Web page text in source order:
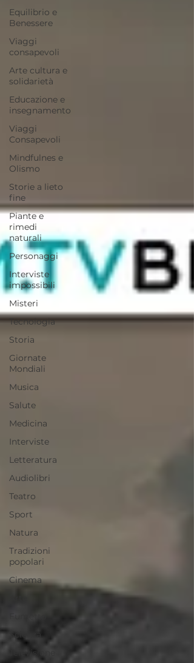
Equilibrio e
Benessere
Viaggi
consapevoli
Arte cultura e
solidarietà
Educazione e
insegnamento
Viaggi
Consapevoli
Mindfulnes e
Olismo
Storie a lieto
fine
Piante e
rimedi
naturali
Personaggi
Interviste
impossibili
Misteri
Tecnologia
Storia
Giornate
Mondiali
Musica
Salute
Medicina
Interviste
Letteratura
Audiolibri
Teatro
Sport
Natura
Tradizioni
popolari
Cinema
Scienza
Televisione